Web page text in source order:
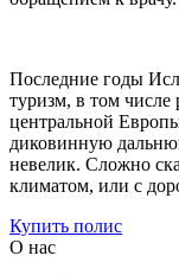
Последние годы
туризм, в том числе
центральной
диковинную
невелик. Сложно
климатом, или с
Купить полис
О нас